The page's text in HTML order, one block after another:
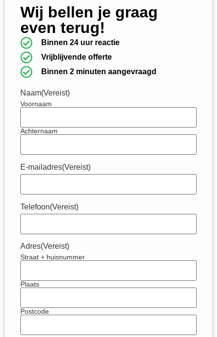
Wij bellen je graag
even terug!
Binnen 24 uur reactie
Vrijblijvende offerte
Binnen 2 minuten aangevraagd
Naam(Vereist)
Voornaam
Achternaam
E-mailadres(Vereist)
Telefoon(Vereist)
Adres(Vereist)
Straat + huisnummer
Plaats
Postcode